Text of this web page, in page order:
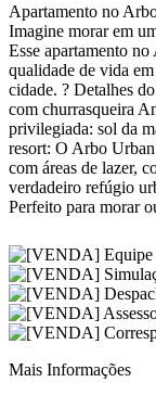
Apartamento no
Imagine morar em
Esse apartamento
qualidade de vida
cidade. ? Detalhes
com churrasqueira
privilegiada: sol da
resort: O Arbo
com áreas de lazer,
verdadeiro refúgio
Perfeito para morar
Mais Informações